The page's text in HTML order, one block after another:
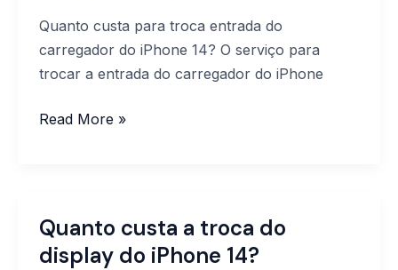
Quanto custa para troca entrada do
carregador do iPhone 14? O serviço para
trocar a entrada do carregador do iPhone
carregador
14?
Read More »
Quanto custa a troca do
display do iPhone 14?
Quanto
custa